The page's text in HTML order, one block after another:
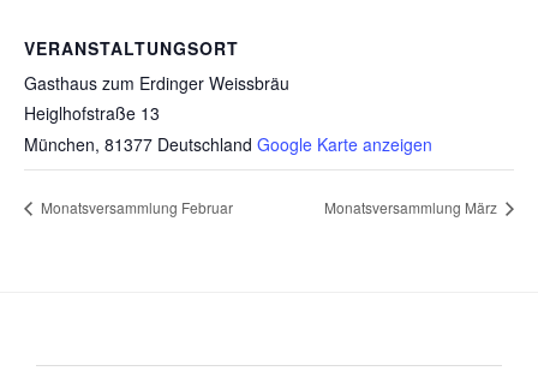
VERANSTALTUNGSORT
Gasthaus zum Erdinger Weissbräu
Heiglhofstraße 13
München, 81377 Deutschland Google Karte anzeigen
Monatsversammlung Februar Monatsversammlung März